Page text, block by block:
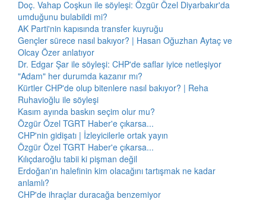
Doç. Vahap Coşkun ile söyleşi: Özgür Özel Diyarbakır'da
umduğunu bulabildi mi?
AK Parti'nin kapısında transfer kuyruğu
Gençler sürece nasıl bakıyor? | Hasan Oğuzhan Aytaç ve
Olcay Özer anlatıyor
Dr. Edgar Şar ile söyleşi: CHP'de saflar iyice netleşiyor
"Adam" her durumda kazanır mı?
Kürtler CHP'de olup bitenlere nasıl bakıyor? | Reha
Ruhavioğlu ile söyleşi
Kasım ayında baskın seçim olur mu?
Özgür Özel TGRT Haber'e çıkarsa...
CHP'nin gidişatı | İzleyicilerle ortak yayın
Özgür Özel TGRT Haber'e çıkarsa...
Kılıçdaroğlu tabii ki pişman değil
Erdoğan'ın halefinin kim olacağını tartışmak ne kadar
anlamlı?
CHP'de ihraçlar duracağa benzemiyor